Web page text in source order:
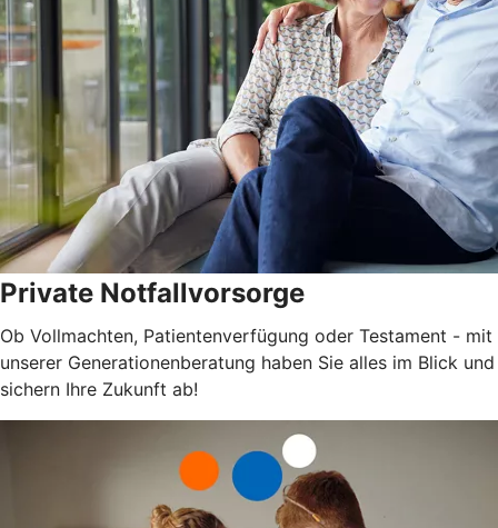
Private Notfallvorsorge
Ob Vollmachten, Patientenverfügung oder Testament - mit
unserer Generationenberatung haben Sie alles im Blick und
sichern Ihre Zukunft ab!